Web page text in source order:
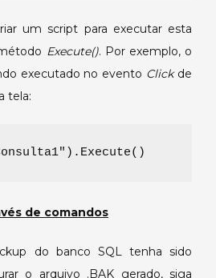
um script para executar esta
Execute(). Por exemplo, o
executado no evento Click de
tela:
de comandos
do banco SQL tenha sido
o arquivo .BAK gerado, siga